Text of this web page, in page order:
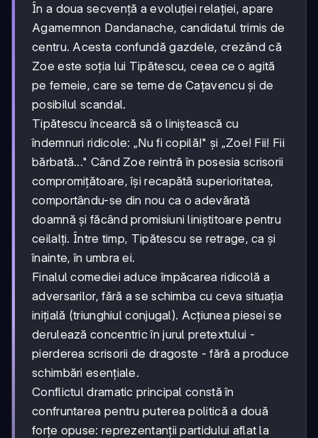
În a doua secvență a evoluției relației, apare
Agamemnon Dandanache, candidatul trimis de
centru. Acesta confundă gazdele, crezând că
Zoe este soția lui Tipătescu, ceea ce o agită
pe femeie, care se teme de Cațavencu și de
posibilul scandal.
Tipătescu încearcă să o liniștească cu
îndemnuri ridicole: „Nu fi copilă!" și „Zoe! Fii! Fii
bărbată..." Când Zoe reintră în posesia scrisorii
compromițătoare, își recapătă superioritatea,
comportându-se din nou ca o adevărată
doamnă și făcând promisiuni liniștitoare pentru
ceilalți. Între timp, Tipătescu se retrage, ca și
înainte, în umbra ei.
Finalul comediei aduce împăcarea ridicolă a
adversarilor, fără a se schimba cu ceva situația
inițială (triunghiul conjugal). Acțiunea piesei se
derulează concentric în jurul pretextului -
pierderea scrisorii de dragoste - fără a produce
schimbări esențiale.
Conflictul dramatic principal constă în
confruntarea pentru puterea politică a două
forțe opuse: reprezentanții partidului aflat la